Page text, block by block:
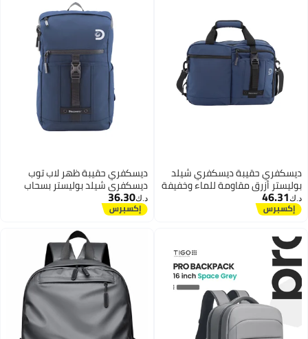
ديسكفري حقيبة ديسكفري شيلد
بوليستر أزرق مقاومة للماء وخفيفة
الوزن للابتوب والسفر والعمل
والدراسة
د.ك‏46.31
ديسكفري حقيبة ظهر لاب توب
ديسكفري شيلد بوليستر بسحاب
علوي وجيب تابلت، أزرق، لتر، مقاومة
للماء، متعددة الجيوب للسفر
د.ك‏36.30